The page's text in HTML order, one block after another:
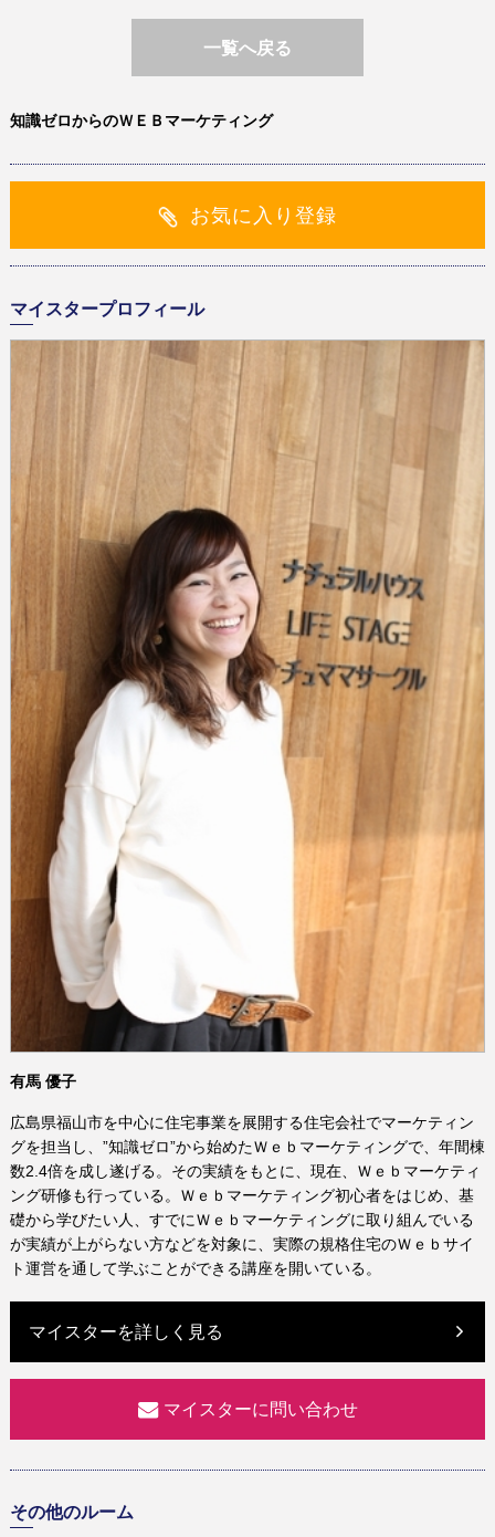
一覧へ戻る
知識ゼロからのＷＥＢマーケティング
お気に入り登録
マイスタープロフィール
有馬 優子
広島県福山市を中心に住宅事業を展開する住宅会社でマーケティン
グを担当し、”知識ゼロ”から始めたＷｅｂマーケティングで、年間棟
数2.4倍を成し遂げる。その実績をもとに、現在、Ｗｅｂマーケティ
ング研修も行っている。Ｗｅｂマーケティング初心者をはじめ、基
礎から学びたい人、すでにＷｅｂマーケティングに取り組んでいる
が実績が上がらない方などを対象に、実際の規格住宅のＷｅｂサイ
ト運営を通して学ぶことができる講座を開いている。
マイスターを詳しく見る
マイスターに問い合わせ
その他のルーム